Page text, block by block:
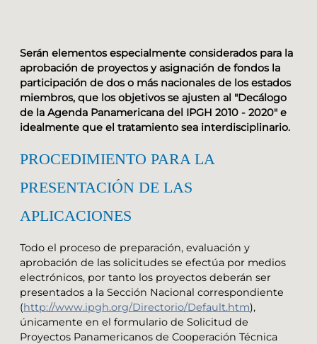
Serán elementos especialmente considerados para la
aprobación de proyectos y asignación de fondos la
participación de dos o más nacionales de los estados
miembros, que los objetivos se ajusten al "Decálogo
de la Agenda Panamericana del IPGH 2010 - 2020" e
idealmente que el tratamiento sea interdisciplinario.
PROCEDIMIENTO PARA LA
PRESENTACIÓN DE LAS
APLICACIONES
Todo el proceso de preparación, evaluación y
aprobación de las solicitudes se efectúa por medios
electrónicos, por tanto los proyectos deberán ser
presentados a la Sección Nacional correspondiente
(http://www.ipgh.org/Directorio/Default.htm),
únicamente en el formulario de Solicitud de
Proyectos Panamericanos de Cooperación Técnica